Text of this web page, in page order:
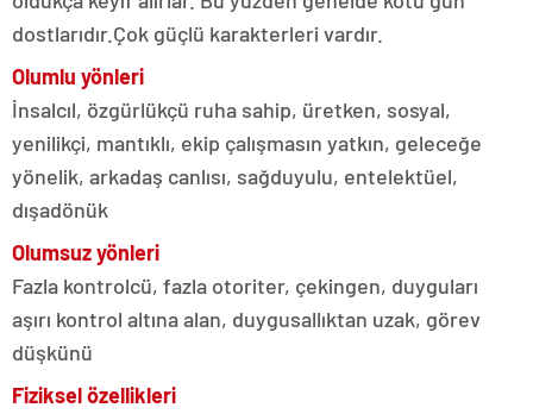
dostlarıdır.Çok güçlü karakterleri vardır.
Olumlu yönleri
İnsalcıl, özgürlükçü ruha sahip, üretken, sosyal,
yenilikçi, mantıklı, ekip çalışmasın yatkın, geleceğe
yönelik, arkadaş canlısı, sağduyulu, entelektüel,
dışadönük
Olumsuz yönleri
Fazla kontrolcü, fazla otoriter, çekingen, duyguları
aşırı kontrol altına alan, duygusallıktan uzak, görev
düşkünü
Fiziksel özellikleri